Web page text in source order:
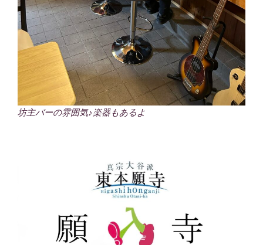
坊主バーの雰囲気♪楽器もあるよ